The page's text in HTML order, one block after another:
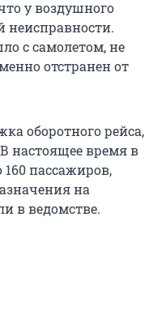
у воздушного
неисправности.
с самолетом, не
отстранен от
оборотного рейса,
настоящее время в
пассажиров,
на
в ведомстве.